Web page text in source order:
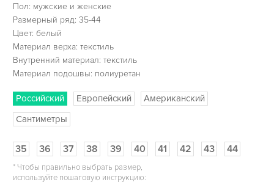
Пол: мужские и женские
Размерный ряд: 35-44
Цвет: белый
Материал верха: текстиль
Внутренний материал: текстиль
Материал подошвы: полиуретан
Российский Европейский
Американский
Сантиметры
35 36 37 38 39 40 41 42 43 44
*Чтобы правильно выбрать размер,
используйте пошаговую инструкцию: